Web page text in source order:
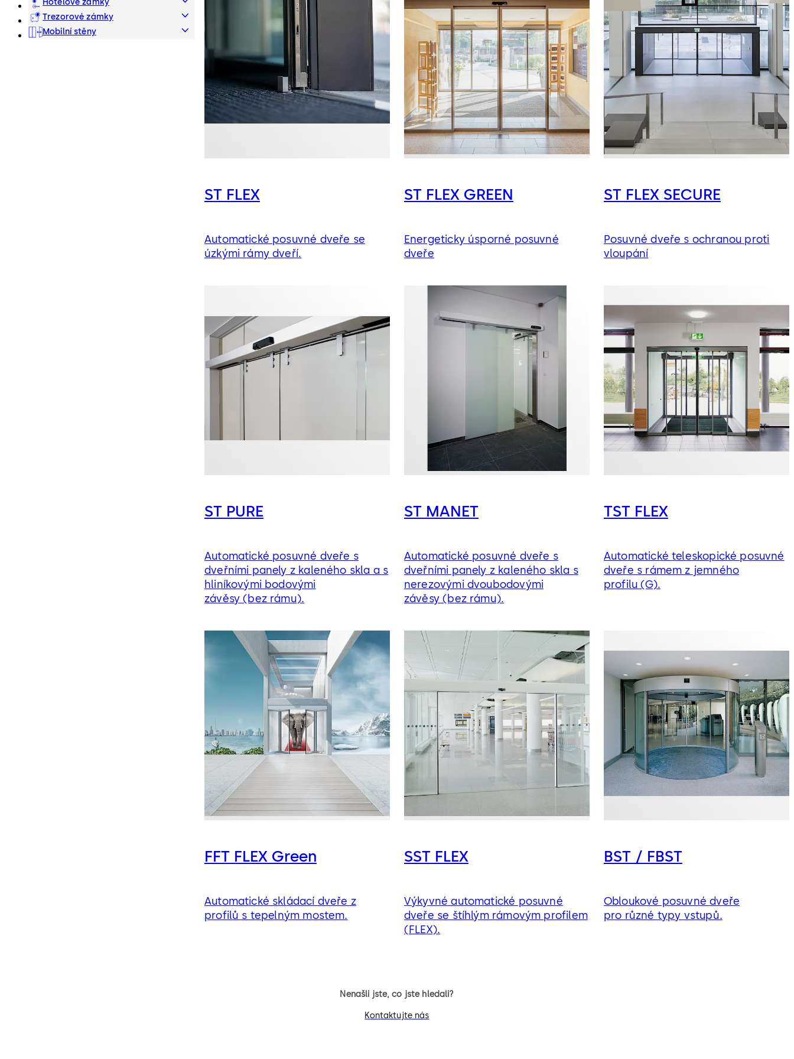
Hotelové zámky
Trezorové zámky
Mobilní stěny
ST FLEX
Automatické posuvné dveře se
úzkými rámy dveří.
ST FLEX GREEN
Energeticky úsporné posuvné
dveře
ST FLEX SECURE
Posuvné dveře s ochranou proti
vloupání
ST PURE
Automatické posuvné dveře s
dveřními panely z kaleného skla a s
hliníkovými bodovými
závěsy (bez rámu).
ST MANET
Automatické posuvné dveře s
dveřními panely z kaleného skla s
nerezovými dvoubodovými
závěsy (bez rámu).
TST FLEX
Automatické teleskopické posuvné
dveře s rámem z jemného
profilu (G).
FFT FLEX Green
Automatické skládací dveře z
profilů s tepelným mostem.
SST FLEX
Výkyvné automatické posuvné
dveře se štíhlým rámovým profilem
(FLEX).
BST / FBST
Obloukové posuvné dveře
pro různé typy vstupů.
Nenašli jste, co jste hledali?
Kontaktujte nás